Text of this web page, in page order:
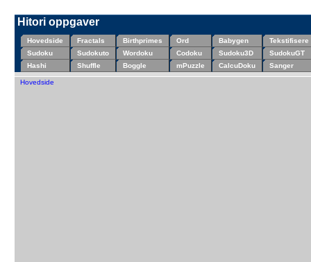
Hitori oppgaver
Hovedside Fractals Birthprimes Ord Babygen
Tekstifisere
Sudoku
Sudokuto Wordoku Codoku Sudoku3D
SudokuGT
Hashi
Shuffle Boggle mPuzzle CalcuDoku Sanger
Hovedside